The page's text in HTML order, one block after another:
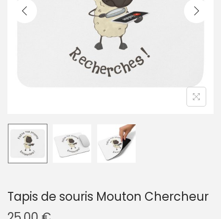
g
t
o
n
Tapis de souris Mouton Chercheur